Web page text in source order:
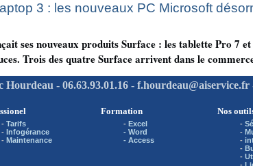
3 : les nouveaux PC Microsoft
ses nouveaux produits Surface : les tablette Pro 7
Trois des quatre Surface arrivent dans le
Hourdeau - 06.63.93.01.16 - f.hourdeau@aiservice.fr
Formation Nos
- Tarifs
- Infogérance
- Maintenance
- Excel
- Word
- Access
-
-
-
-
-